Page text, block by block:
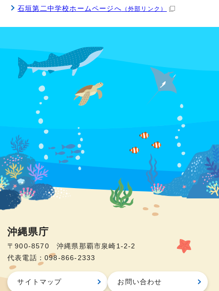
石垣第二中学校ホームページへ （外部リンク）
沖縄県庁
〒900-8570 沖縄県那覇市泉崎1-2-2
代表電話：098-866-2333
サイトマップ お問い合わせ